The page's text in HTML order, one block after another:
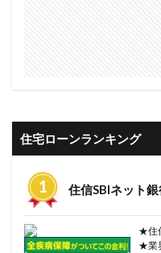
住宅ローンランキング
住信SBIネット
★住
★業